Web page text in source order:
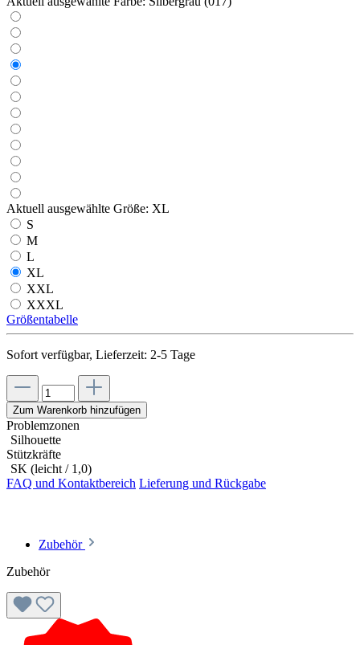
Aktuell ausgewählte Größe: XL
S
M
L
XL
XXL
XXXL
Größentabelle
Sofort verfügbar, Lieferzeit: 2-5 Tage
Zum Warenkorb hinzufügen
Problemzonen
Silhouette
Stützkräfte
SK (leicht / 1,0)
FAQ und Kontaktbereich Lieferung und Rückgabe
Zubehör
Zubehör